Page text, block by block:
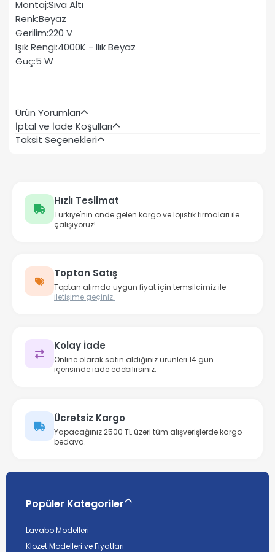
Montaj:Sıva Altı
Renk:Beyaz
Gerilim:220 V
Işık Rengi:4000K - Ilık Beyaz
Güç:5 W
Ürün Yorumları
İptal ve İade Koşulları
Taksit Seçenekleri
Hızlı Teslimat
Türkiye'nin önde gelen kargo ve lojistik firmaları ile
çalışıyoruz!
Toptan Satış
Toptan alımda uygun fiyat için temsilcimiz ile
iletişime geçiniz.
Kolay İade
Online olarak satın aldığınız ürünleri 14 gün
içerisinde iade edebilirsiniz.
Ücretsiz Kargo
Yapacağınız 2500 TL üzeri tüm alışverişlerde kargo
bedava.
Popüler Kategoriler
Lavabo Modelleri
Klozet Modelleri ve Fiyatları